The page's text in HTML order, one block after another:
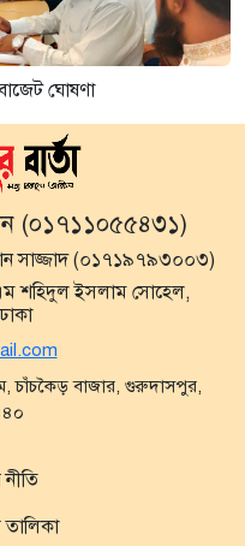
ঘোষণা
(০১৭১১০৫৫৪৩১)
সাজ্জাদ (০১৭১৯৭৯৩০০৩)
শহিদুল ইসলাম সোহেল,
চাঁচকৈড় বাজার, গুরুদাসপুর,
তালিকা